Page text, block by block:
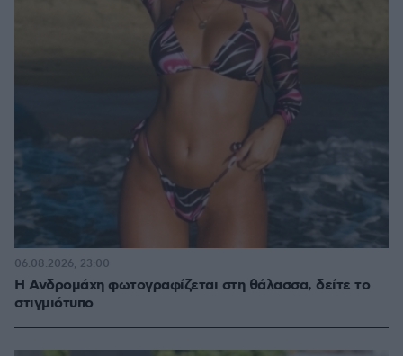
Η Ανδρομάχη φωτογραφίζεται στη θάλασσα, δείτε το
στιγμιότυπο
06.08.2026, 23:00